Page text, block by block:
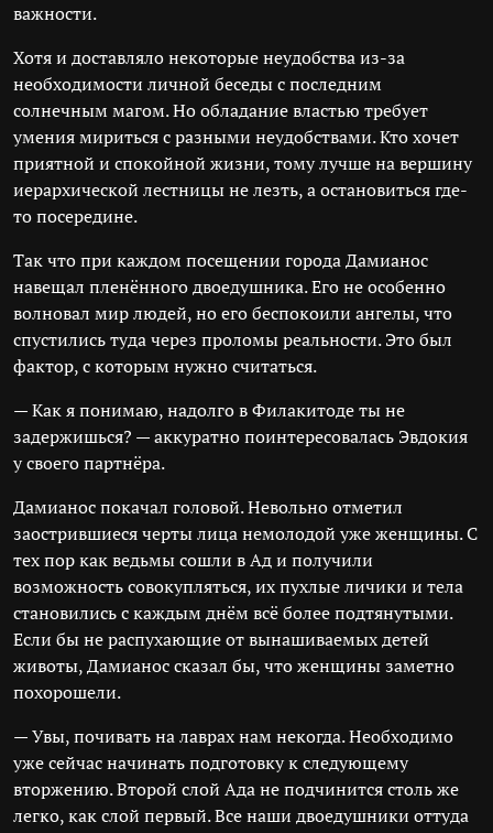
важности.
Хотя и доставляло некоторые неудобства из-за
необходимости личной беседы с последним
солнечным магом. Но обладание властью требует
умения мириться с разными неудобствами. Кто хочет
приятной и спокойной жизни, тому лучше на вершину
иерархической лестницы не лезть, а остановиться где-
то посередине.
Так что при каждом посещении города Дамианос
навещал пленённого двоедушника. Его не особенно
волновал мир людей, но его беспокоили ангелы, что
спустились туда через проломы реальности. Это был
фактор, с которым нужно считаться.
— Как я понимаю, надолго в Филакитоде ты не
задержишься? — аккуратно поинтересовалась Эвдокия
у своего партнёра.
Дамианос покачал головой. Невольно отметил
заострившиеся черты лица немолодой уже женщины. С
тех пор как ведьмы сошли в Ад и получили
возможность совокупляться, их пухлые личики и тела
становились с каждым днём всё более подтянутыми.
Если бы не распухающие от вынашиваемых детей
животы, Дамианос сказал бы, что женщины заметно
похорошели.
— Увы, почивать на лаврах нам некогда. Необходимо
уже сейчас начинать подготовку к следующему
вторжению. Второй слой Ада не подчинится столь же
легко, как слой первый. Все наши двоедушники оттуда